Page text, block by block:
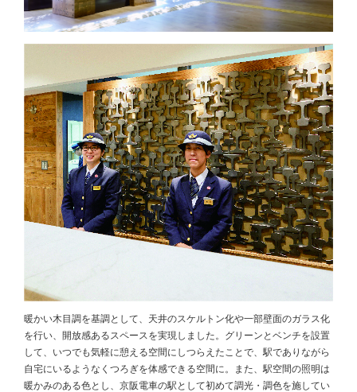
暖かい木目調を基調として、天井のスケルトン化や一部壁面のガラス化
を行い、開放感あるスペースを実現しました。グリーンとベンチを設置
して、いつでも気軽に憩える空間にしつらえたことで、駅でありながら
自宅にいるようなくつろぎを体感できる空間に。また、駅空間の照明は
暖かみのある色とし、京阪電車の駅として初めて調光・調色を施してい